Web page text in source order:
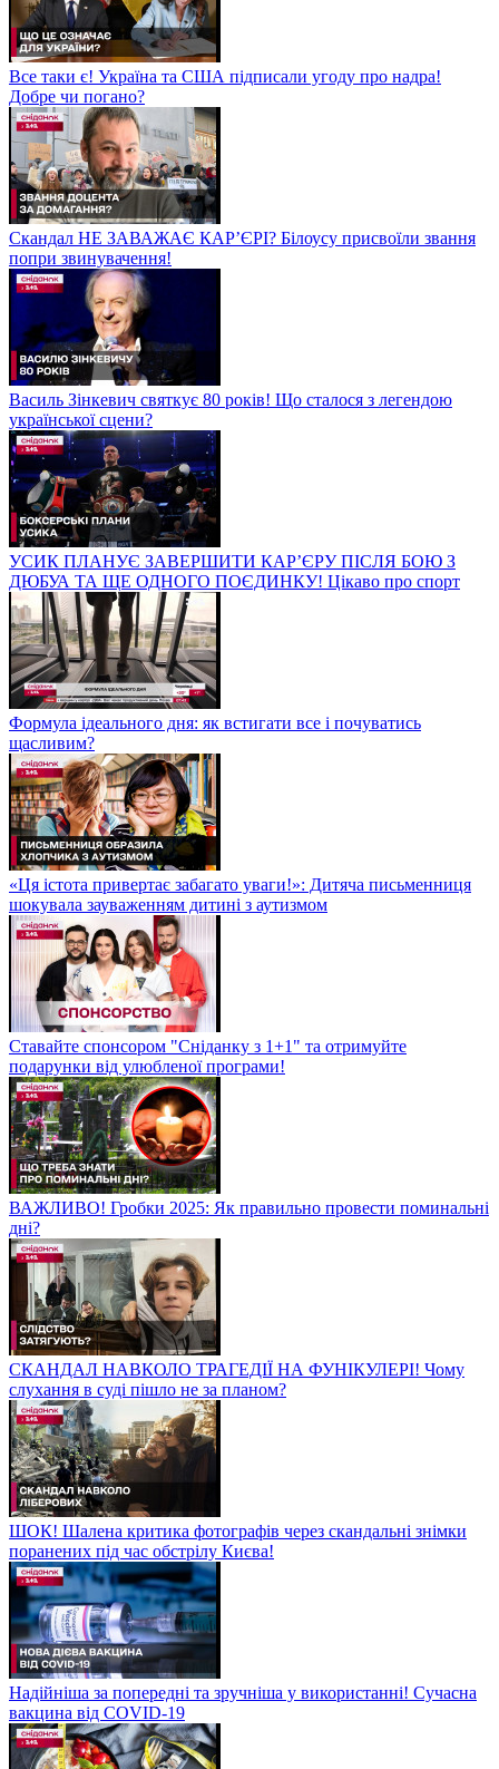
Все таки є! Україна та США підписали угоду про надра!
Добре чи погано?
Скандал НЕ ЗАВАЖАЄ КАР’ЄРІ? Білоусу присвоїли звання
попри звинувачення!
Василь Зінкевич святкує 80 років! Що сталося з легендою
української сцени?
УСИК ПЛАНУЄ ЗАВЕРШИТИ КАР’ЄРУ ПІСЛЯ БОЮ З
ДЮБУА ТА ЩЕ ОДНОГО ПОЄДИНКУ! Цікаво про спорт
Формула ідеального дня: як встигати все і почуватись
щасливим?
«Ця істота привертає забагато уваги!»: Дитяча письменниця
шокувала зауваженням дитині з аутизмом
Ставайте спонсором "Сніданку з 1+1" та отримуйте
подарунки від улюбленої програми!
ВАЖЛИВО! Гробки 2025: Як правильно провести поминальні
дні?
СКАНДАЛ НАВКОЛО ТРАГЕДІЇ НА ФУНІКУЛЕРІ! Чому
слухання в суді пішло не за планом?
ШОК! Шалена критика фотографів через скандальні знімки
поранених під час обстрілу Києва!
Надійніша за попередні та зручніша у використанні! Сучасна
вакцина від COVID-19